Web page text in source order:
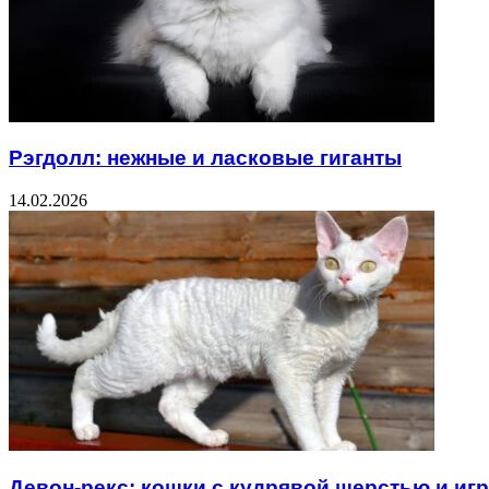
Рэгдолл: нежные и ласковые гиганты
14.02.2026